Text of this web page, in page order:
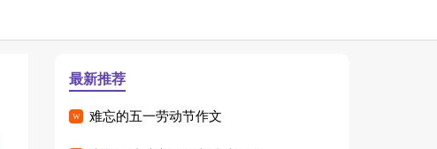
最新推荐
难忘的五一劳动节作文